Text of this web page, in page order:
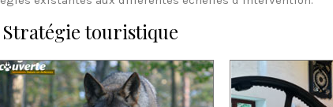
touristique